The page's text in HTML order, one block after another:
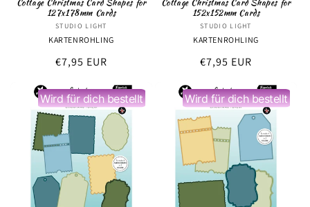
Cottage Christmas Card Shapes for
127x178mm Cards
Anbieter:
STUDIO LIGHT
KARTENROHLING
Normaler
€7,95 EUR
Cottage Christmas Card Shapes for
152x152mm Cards
Anbieter:
STUDIO LIGHT
KARTENROHLING
Normaler
€7,95 EUR
Wird für dich bestellt Wird für dich bestellt